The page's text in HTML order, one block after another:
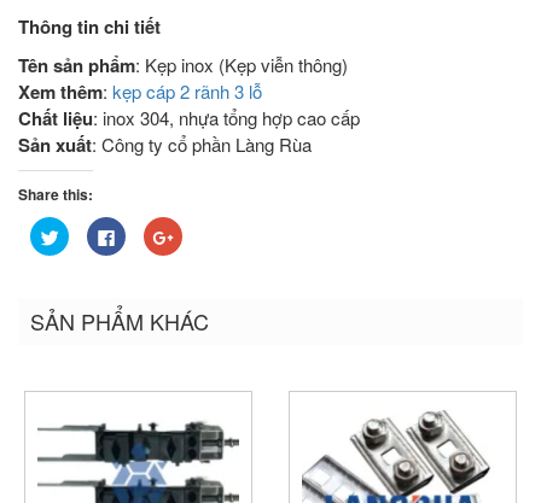
Thông tin chi tiết
Tên sản phẩm: Kẹp inox (Kẹp viễn thông)
Xem thêm: kẹp cáp 2 rãnh 3 lỗ
Chất liệu: inox 304, nhựa tổng hợp cao cấp
Sản xuất: Công ty cổ phần Làng Rùa
Share this:
Bấm
để
(Opens
in
Nhấn
vào
Facebook
(Opens
in
Bấm
để
(Opens
in
SẢN PHẨM KHÁC